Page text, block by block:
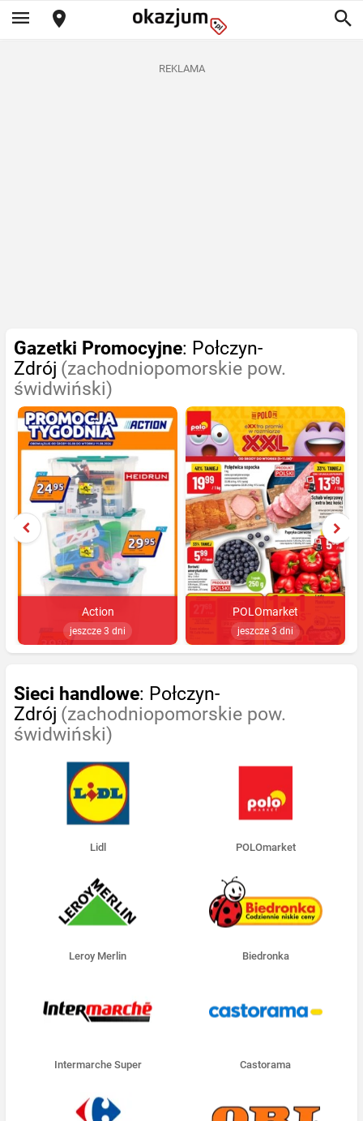
REKLAMA
Gazetki Promocyjne: Połczyn-
Zdrój (zachodniopomorskie pow.
świdwiński)
Action
jeszcze 3 dni
POLOmarket
jeszcze 3 dni
Sieci handlowe: Połczyn-
Zdrój (zachodniopomorskie pow.
świdwiński)
Lidl POLOmarket
Leroy Merlin Biedronka
Intermarche Super Castorama